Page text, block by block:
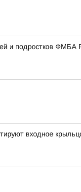
и подростков ФМБА
входное